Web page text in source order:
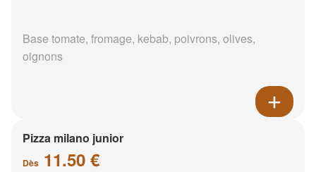
Base tomate, fromage, kebab, poivrons, olives,
oignons
Pizza milano junior
Dès 11.50 €